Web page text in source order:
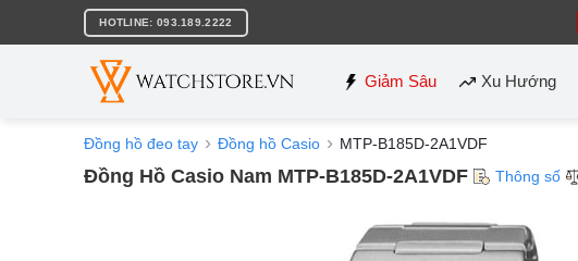
nội
HOTLINE: 093.189.2222
Giảm Sâu Xu Hướng
Đồng hồ đeo tay Đồng hồ Casio MTP-B185D-2A1VDF
Đồng Hồ Casio Nam MTP-B185D-2A1VDF Thông số